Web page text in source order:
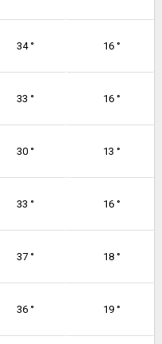
34 ° 16 °
33 ° 16 °
30 ° 13 °
33 ° 16 °
37 ° 18 °
36 ° 19 °